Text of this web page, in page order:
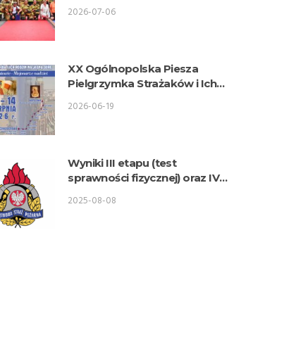
strażaków
2026-07-06
XX Ogólnopolska Piesza
Pielgrzymka Strażaków i Ich
2026-06-19
Wyniki III etapu (test
sprawności fizycznej) oraz IV
postępowania
2025-08-08